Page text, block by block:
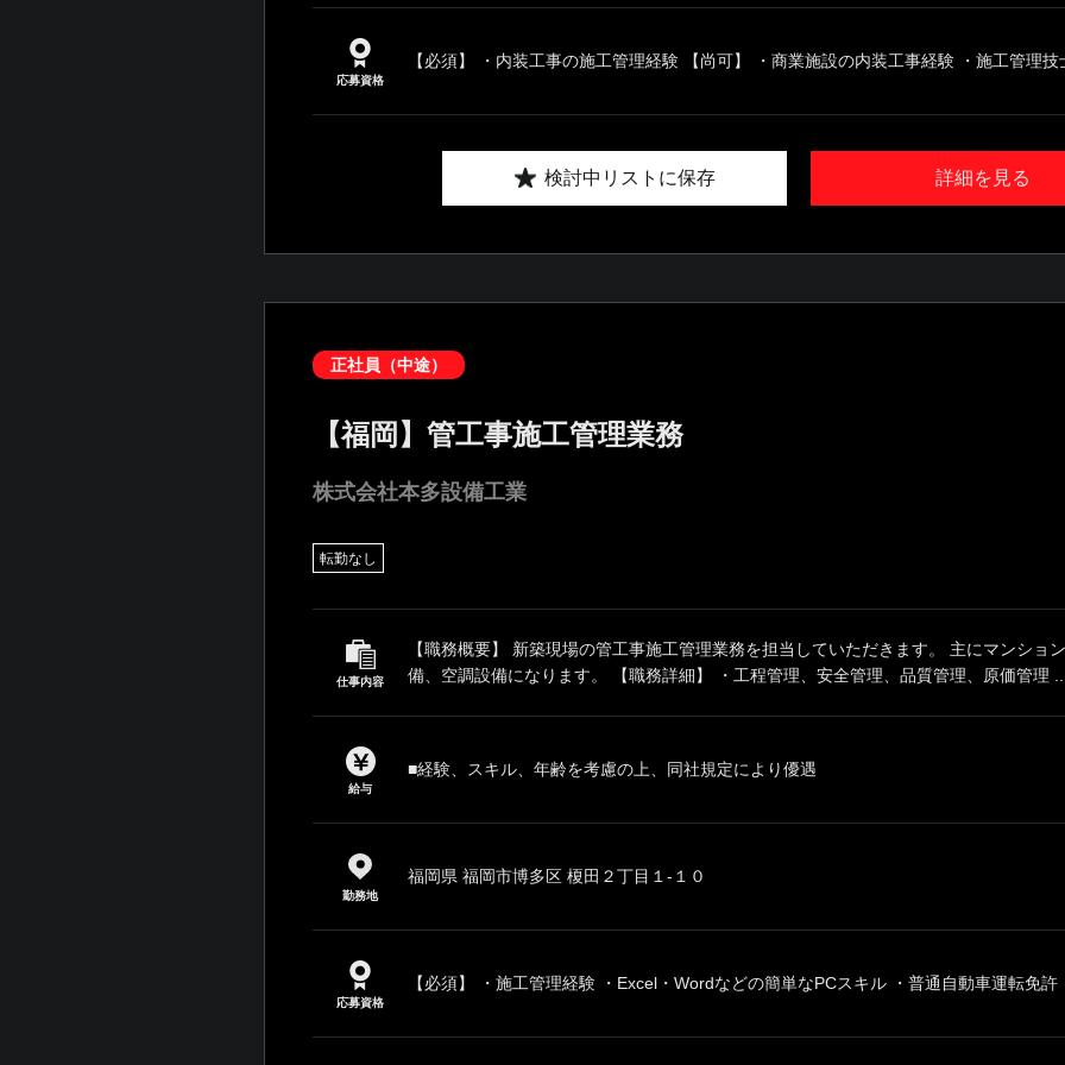
応募資格
【必須】 ・内装工事の施工管理経験 【尚可】 ・商業施設の内装工事経験 ・施工管理技
詳細を見る
検討中リストに保存
正社員（中途）
【福岡】管工事施工管理業務
株式会社本多設備工業
転勤なし
仕事内容
【職務概要】 新築現場の管工事施工管理業務を担当していただきます。 主にマンショ
備、空調設備になります。 【職務詳細】 ・工程管理、安全管理、品質管理、原価管理
給与
■経験、スキル、年齢を考慮の上、同社規定により優遇
勤務地
福岡県 福岡市博多区 榎田２丁目１-１０
応募資格
【必須】 ・施工管理経験 ・Excel・Wordなどの簡単なPCスキル ・普通自動車運転免許